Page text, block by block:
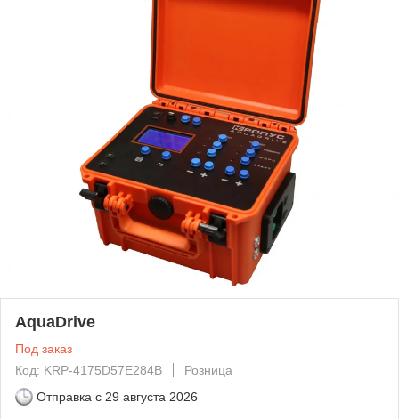
AquaDrive
Под заказ
Код: KRP-4175D57E284B
Розница
Отправка с 29 августа 2026